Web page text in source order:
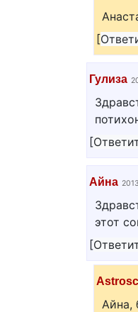
[
Гулиза
[
Айна
этот
[
Айна,